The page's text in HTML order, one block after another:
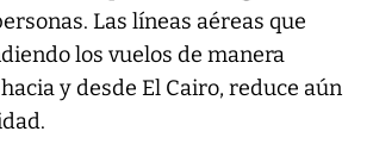
Las líneas aéreas que
los vuelos de manera
y desde El Cairo, reduce aún